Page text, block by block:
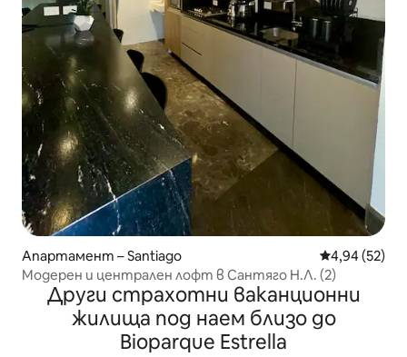
Апартамент – Santiago Средна
4,94 (52)
Модерен и централен лофт в Сантяго Н.Л. (2)
Други страхотни ваканционни
жилища под наем близо до
Bioparque Estrella